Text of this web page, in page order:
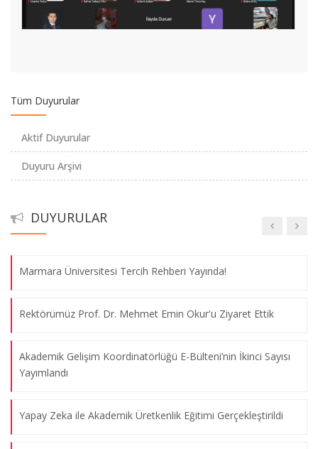
Tüm Duyurular
Aktif Duyurular
Duyuru Arşivi
DUYURULAR
MÜ Akademik Gelişim Birimi DOBİSU Atölyeleri Dijital Sergisi
Uluslararası Dergilerde Yayın Yapma Eğitimi 13 Mayıs 2019
Sunumu
Uluslararası Dergilerde Yayın Yapma Eğitimi 3 Mayıs 2019
Marmara Üniversitesi Tercih Rehberi Yayında!
Rektörümüz Prof. Dr. Mehmet Emin Okur'u Ziyaret Ettik
Akademik Gelişim Koordinatörlüğü E-Bülteni’nin İkinci Sayısı
Yayımlandı
Yapay Zeka ile Akademik Üretkenlik Eğitimi Gerçekleştirildi